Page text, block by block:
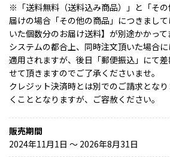
※「送料無料（送料込み商品）」と「そ
届けの場合「その他の商品」につきまし
いた個数分のお届け送料】が別途かかって
システムの都合上、同時注文頂いた場合
適用されますが、後日「郵便振込」にて
せて頂きますのでご了承くださいませ。
クレジット決済時とは別でのご請求とな
くこととなりますが、ご容赦ください。
販売期間
2024年11月1日 〜 2026年8月31日